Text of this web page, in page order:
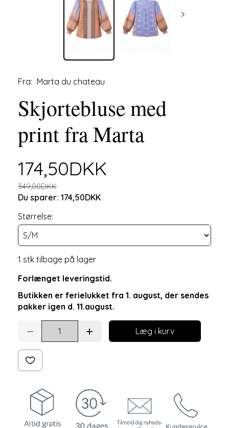
Fra: Marta du chateau
Skjortebluse med
print fra Marta
174,50DKK
349,00DKK
Du sparer: 174,50DKK
Størrelse:
1 stk tilbage på lager
Forlænget leveringstid.
Butikken er ferielukket fra 1. august, der sendes
pakker igen d. 11.august.
Læg i kurv